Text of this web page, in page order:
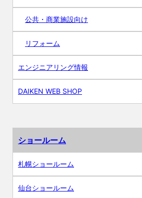
公共・商業施設向け
リフォーム
エンジニアリング情報
DAIKEN WEB SHOP
ショールーム
札幌ショールーム
仙台ショールーム